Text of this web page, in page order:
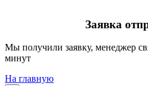
Заявка
Мы получили заявку, менеджер
минут
На главную